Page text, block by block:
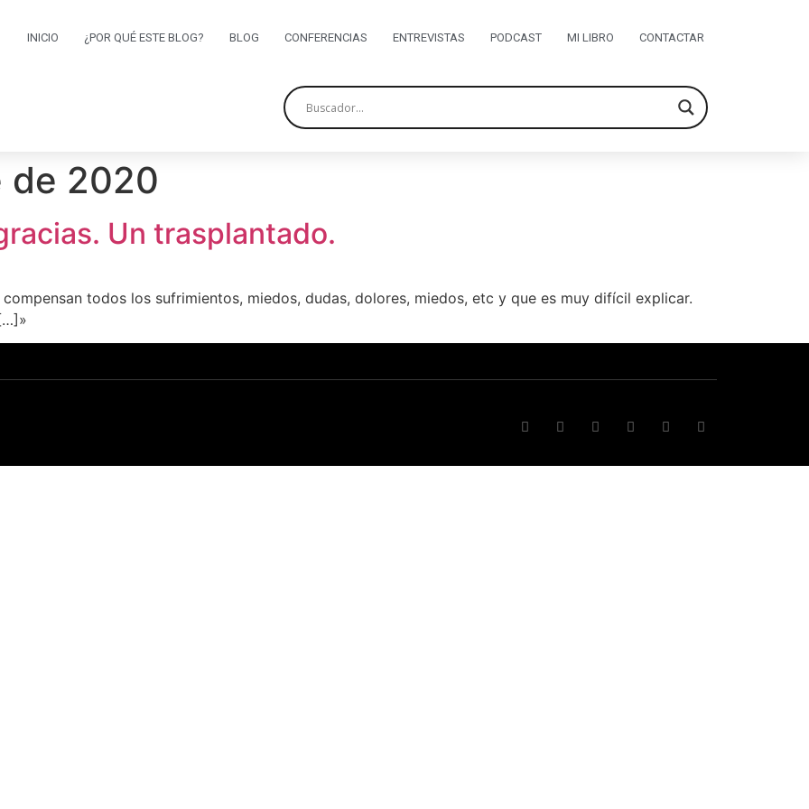
INICIO ¿POR QUÉ ESTE BLOG? BLOG CONFERENCIAS ENTREVISTAS PODCAST MI LIBRO CONTACTAR
de 2020
Un trasplantado.
todos los sufrimientos, miedos, dudas, dolores, miedos, etc y que es muy difícil explicar.